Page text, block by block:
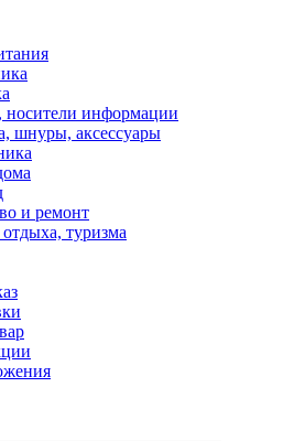
носители информации
шнуры, аксессуары
и ремонт
туризма